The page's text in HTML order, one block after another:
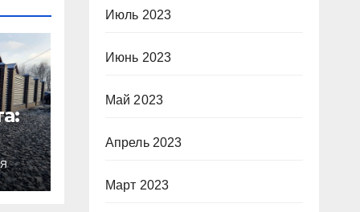
Июль 2023
Июнь 2023
Май 2023
Апрель 2023
Март 2023